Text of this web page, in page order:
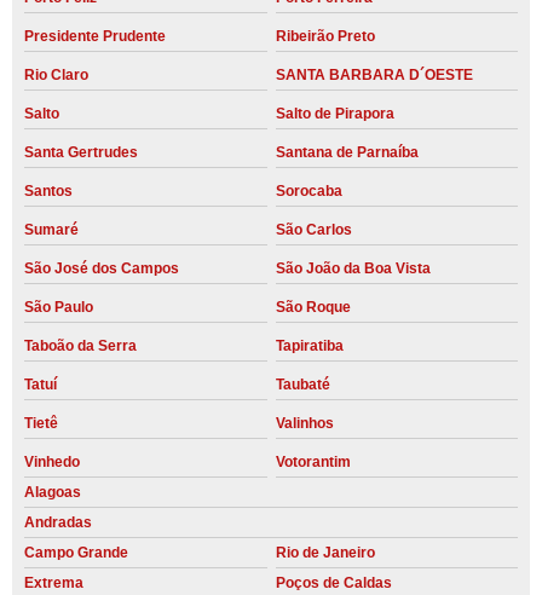
Presidente Prudente Ribeirão Preto
Rio Claro SANTA BARBARA D´OESTE
Salto Salto de Pirapora
Santa Gertrudes Santana de Parnaíba
Santos Sorocaba
Sumaré São Carlos
São José dos Campos São João da Boa Vista
São Paulo São Roque
Taboão da Serra Tapiratiba
Tatuí Taubaté
Tietê Valinhos
Vinhedo
Votorantim
Alagoas
Andradas
Campo Grande
Rio de Janeiro
Extrema
Poços de Caldas